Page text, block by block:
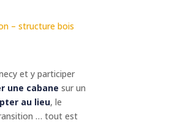
– structure bois
et y participer
une cabane sur un
au lieu, le
… tout est